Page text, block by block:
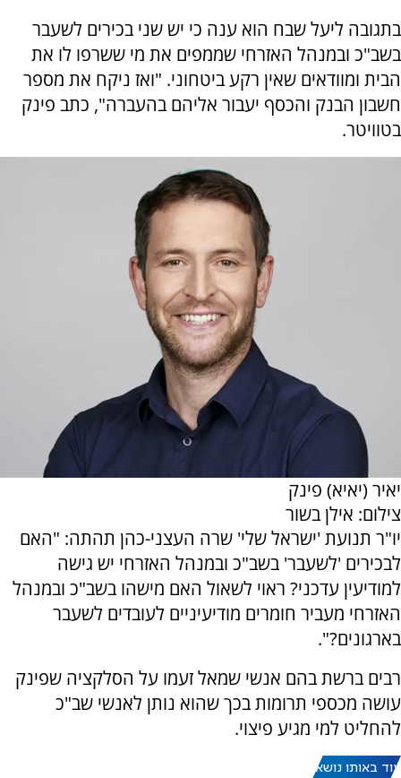
בתגובה ליעל שבח הוא ענה כי יש שני בכירים לשעבר
בשב"כ ובמנהל האזרחי שממפים את מי ששרפו לו את
הבית ומוודאים שאין רקע ביטחוני. "ואז ניקח את מספר
חשבון הבנק והכסף יעבור אליהם בהעברה", כתב פינק
בטוויטר.
יאיר (יאיא) פינק
צילום: אילן בשור
‏‏יו"ר תנועת 'ישראל שלי' שרה העצני-כהן תהתה: "האם
לבכירים 'לשעבר' בשב"כ ובמנהל האזרחי יש גישה
למודיעין עדכני? ראוי לשאול האם מישהו בשב"כ ובמנהל
האזרחי מעביר חומרים מודיעיניים לעובדים לשעבר
בארגונים?".
רבים ברשת בהם אנשי שמאל זעמו על הסלקציה שפינק
עושה מכספי תרומות בכך שהוא נותן לאנשי שב"כ
להחליט למי מגיע פיצוי.
עוד באותו נושא: